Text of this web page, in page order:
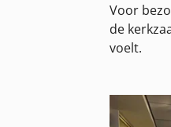
Voor
de
voelt.